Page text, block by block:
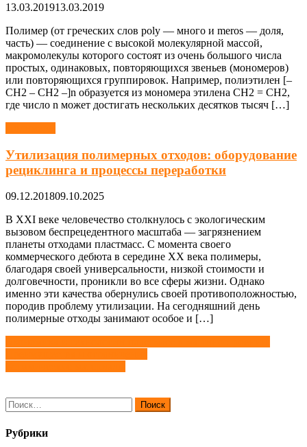
13.03.201913.03.2019
Полимер (от греческих слов poly — много и meros — доля,
часть) — соединение с высокой молекулярной массой,
макромолекулы которого состоят из очень большого числа
простых, одинаковых, повторяющихся звеньев (мономеров)
или повторяющихся группировок. Например, полиэтилен [–
СН2 – СН2 –]n образуется из мономера этилена СН2 = СН2,
где число n может достигать нескольких десятков тысяч […]
Утилизация полимерных отходов: оборудование
рециклинга и процессы переработки
09.12.201809.10.2025
В XXI веке человечество столкнулось с экологическим
вызовом беспрецедентного масштаба — загрязнением
планеты отходами пластмасс. С момента своего
коммерческого дебюта в середине XX века полимеры,
благодаря своей универсальности, низкой стоимости и
долговечности, проникли во все сферы жизни. Однако
именно эти качества обернулись своей противоположностью,
породив проблему утилизации. На сегодняшний день
полимерные отходы занимают особое и […]
Навигация
по
Найти:
Рубрики